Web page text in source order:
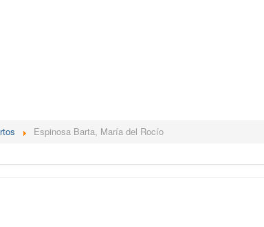
Espinosa Barta, María del Rocío